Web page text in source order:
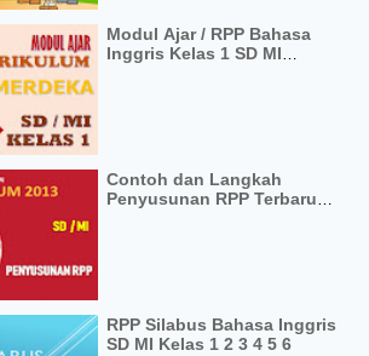
Modul Ajar / RPP Bahasa
Inggris Kelas 1 SD MI
Contoh dan Langkah
Penyusunan RPP Terbaru
RPP Silabus Bahasa Inggris
SD MI Kelas 1 2 3 4 5 6